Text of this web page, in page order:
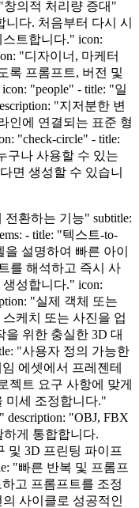
창의적 처리량 증대"
니다. 처음부터 다시 시
트합니다." icon:
"디자이너, 마케터
록 프롬프트, 버전 및
"people" - title: "일
"지저분한 변
인에 연결되는 표준 형
"check-circle" - title:
구나 사용할 수 있는
면 생성할 수 있습니
전환하는 기능" subtitle:
- title: "텍스트-to-
설명하여 빠른 아이
를 해석하고 즉시 사
성합니다." icon:
"실제 객체 또는
케치 또는 사진을 업
위한 충실한 3D 대
"사용자 정의 가능한
에셋에서 프레젠테
젝트 요구 사항에 맞게
미세 조정합니다."
"OBJ, FBX
게 통합합니다.
및 3D 프린팅 파이프
"빠른 반복 및 프롬프
고 프롬프트를 조정
사이클로 성공적인